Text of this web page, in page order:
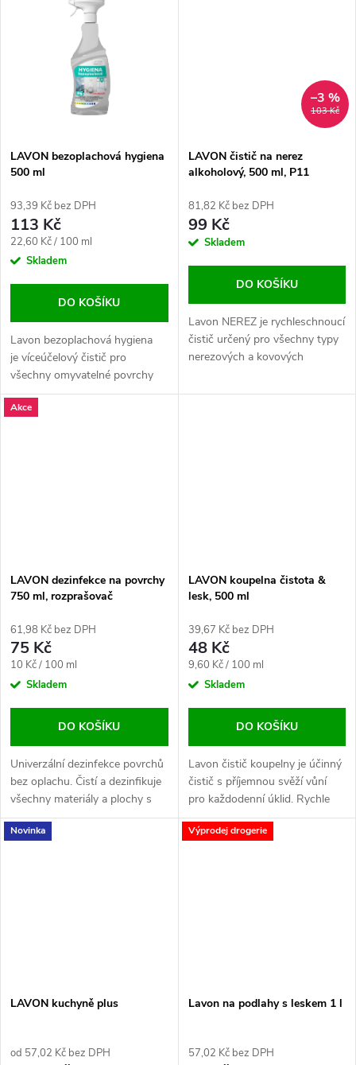
koncentrát na silné...
LAVON bezoplachová hygiena
500 ml
93,39 Kč bez DPH
113 Kč
Měrná
cena:
22,60 Kč / 100 ml
Skladem
DO KOŠÍKU
Lavon bezoplachová hygiena
je víceúčelový čistič pro
všechny omyvatelné povrchy
odolné alkoholům - sklo, kliky,
zábradlí, vypínače, WC plochy,
103 Kč
–3 %
LAVON čistič na nerez
alkoholový, 500 ml, P11
81,82 Kč bez DPH
99 Kč
Skladem
DO KOŠÍKU
Lavon NEREZ je rychleschnoucí
čistič určený pro všechny typy
nerezových a kovových
hliník, bronz či měď. Objem:
Akce
LAVON dezinfekce na povrchy
750 ml, rozprašovač
61,98 Kč bez DPH
75 Kč
Měrná
cena:
10 Kč / 100 ml
Skladem
DO KOŠÍKU
Univerzální dezinfekce povrchů
bez oplachu. Čistí a dezinfikuje
všechny materiály a plochy s
trojím účinkem - na bakterie,
obalené viry a kvasinky.
LAVON koupelna čistota &
lesk, 500 ml
39,67 Kč bez DPH
48 Kč
Měrná
cena:
9,60 Kč / 100 ml
Skladem
DO KOŠÍKU
Lavon čistič koupelny je účinný
čistič s příjemnou svěží vůní
pro každodenní úklid. Rychle
a snadno odstraní rez, vodní
kámen, mýdlové usazeniny
Novinka
LAVON kuchyně plus
od 57,02 Kč bez DPH
Výprodej drogerie
Lavon na podlahy s leskem 1 l
57,02 Kč bez DPH